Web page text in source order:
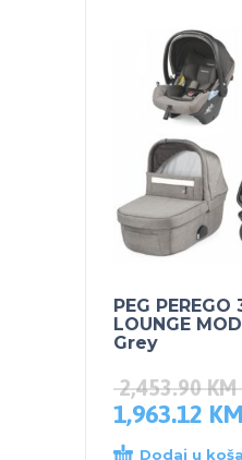
PEG PEREGO
LOUNGE
Grey
2,453.90KM
1,963.12 KM
Dodaj u